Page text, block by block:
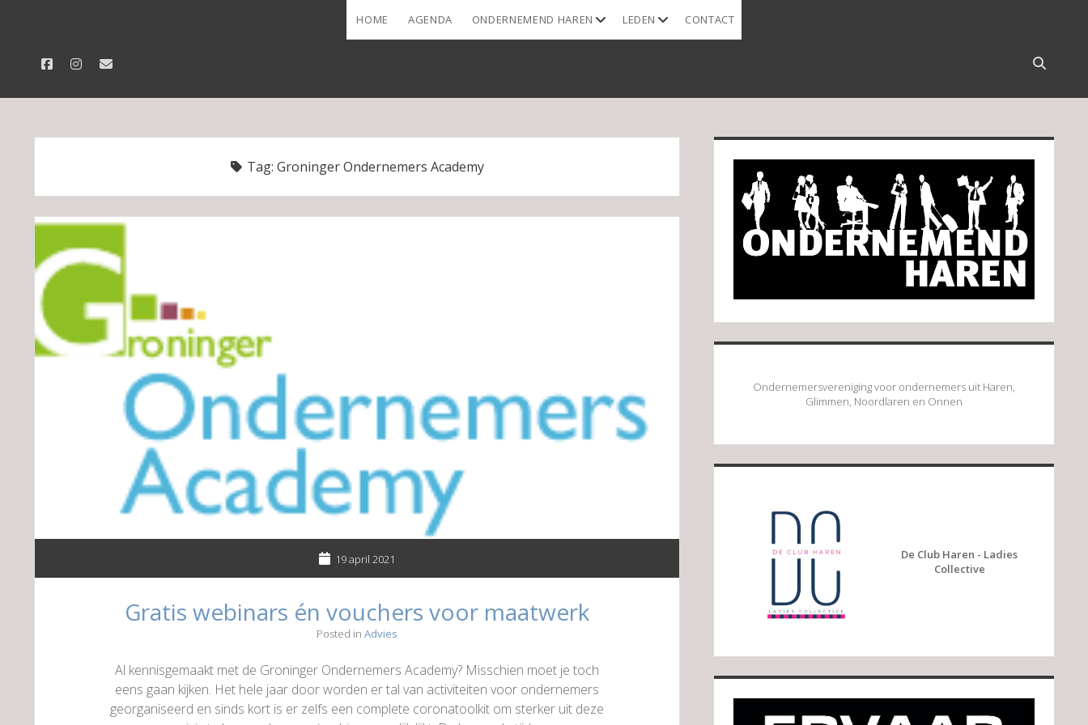
facebookinstagram
email
Open
bar
HOME AGENDA ONDERNEMEND HAREN open
menu
LEDEN open
menu
CONTACT
Tag: Groninger Ondernemers Academy
19 april 2021
Gratis webinars én vouchers voor maatwerk
Posted in Advies
Al kennisgemaakt met de Groninger Ondernemers Academy? Misschien moet je toch
eens gaan kijken. Het hele jaar door worden er tal van activiteiten voor ondernemers
georganiseerd en sinds kort is er zelfs een complete coronatoolkit om sterker uit deze
Sidebar
Ondernemersvereniging voor ondernemers uit Haren,
Glimmen, Noordlaren en Onnen
De Club Haren - Ladies
Collective